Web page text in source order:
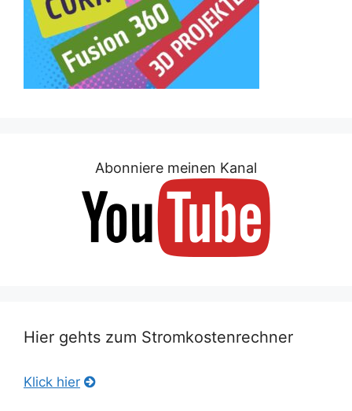
Abonniere meinen Kanal
Hier gehts zum Stromkostenrechner
Klick hier